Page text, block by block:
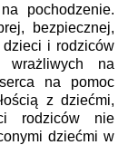
pochodzenie.
bezpiecznej,
i rodziców
wrażliwych na
na pomoc
z dziećmi,
rodziców nie
dziećmi w